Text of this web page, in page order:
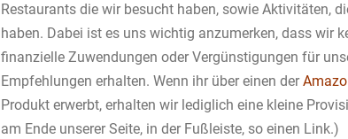
Restaurants die wir besucht haben, sowie Aktivitäten,
haben. Dabei ist es uns wichtig anzumerken, dass wir
finanzielle Zuwendungen oder Vergünstigungen für
Empfehlungen erhalten. Wenn ihr über einen der
Produkt erwerbt, erhalten wir lediglich eine kleine
am Ende unserer Seite, in der Fußleiste, so einen Link.)